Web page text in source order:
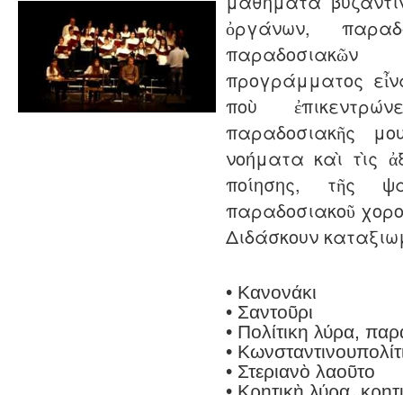
ὀργάνων,
προγράμματος
ποὺ
παραδοσιακῆς
νοήματα καὶ τὶς
ποίησης, τῆς
παραδοσιακοῦ
Διδάσκουν
• Κανονάκι
• Σαντοῦρι
• Πολίτικη λύρα,
•
• Στεριανὸ λαοῦτο